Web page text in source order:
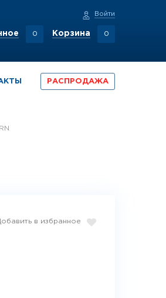
0 0
Корзина
Войти
РАСПРОДАЖА
в избранное